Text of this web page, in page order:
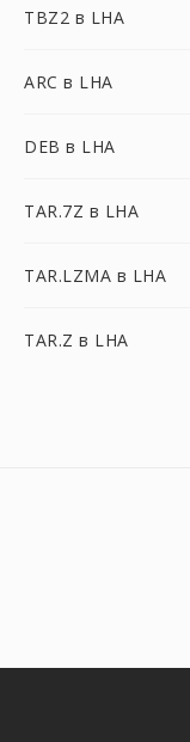
TBZ2 в LHA
ARC в LHA
DEB в LHA
TAR.7Z в LHA
TAR.LZMA в LHA
TAR.Z в LHA